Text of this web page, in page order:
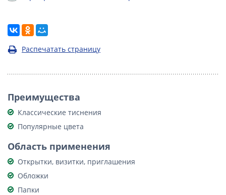
Распечатать страницу
Преимущества
Классические тиснения
Популярные цвета
Область применения
Открытки, визитки, приглашения
Обложки
Папки